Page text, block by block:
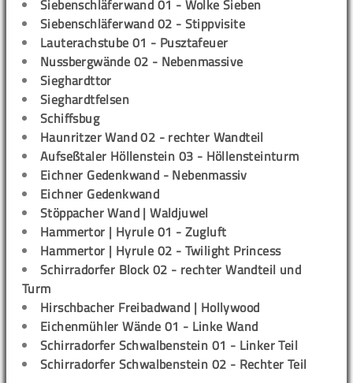
Siebenschläferwand 01 - Wolke Sieben
Siebenschläferwand 02 - Stippvisite
Lauterachstube 01 - Pusztafeuer
Nussbergwände 02 - Nebenmassive
Sieghardttor
Sieghardtfelsen
Schiffsbug
Haunritzer Wand 02 - rechter Wandteil
Aufseßtaler Höllenstein 03 - Höllensteinturm
Eichner Gedenkwand - Nebenmassiv
Eichner Gedenkwand
Stöppacher Wand | Waldjuwel
Hammertor | Hyrule 01 - Zugluft
Hammertor | Hyrule 02 - Twilight Princess
Schirradorfer Block 02 - rechter Wandteil und
Turm
Hirschbacher Freibadwand | Hollywood
Eichenmühler Wände 01 - Linke Wand
Schirradorfer Schwalbenstein 01 - Linker Teil
Schirradorfer Schwalbenstein 02 - Rechter Teil